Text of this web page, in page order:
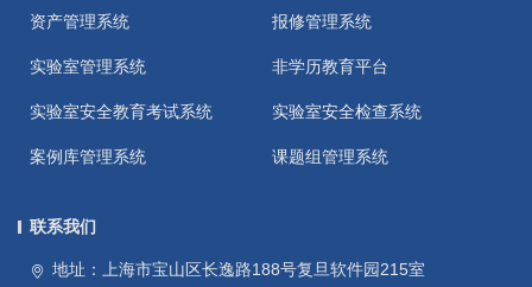
资产管理系统 报修管理系统
实验室管理系统 非学历教育平台
实验室安全教育考试系统 实验室安全检查系统
案例库管理系统 课题组管理系统
联系我们
地址：上海市宝山区长逸路188号复旦软件园215室